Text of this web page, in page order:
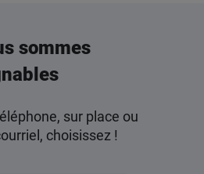
sommes
sur place ou
choisissez !